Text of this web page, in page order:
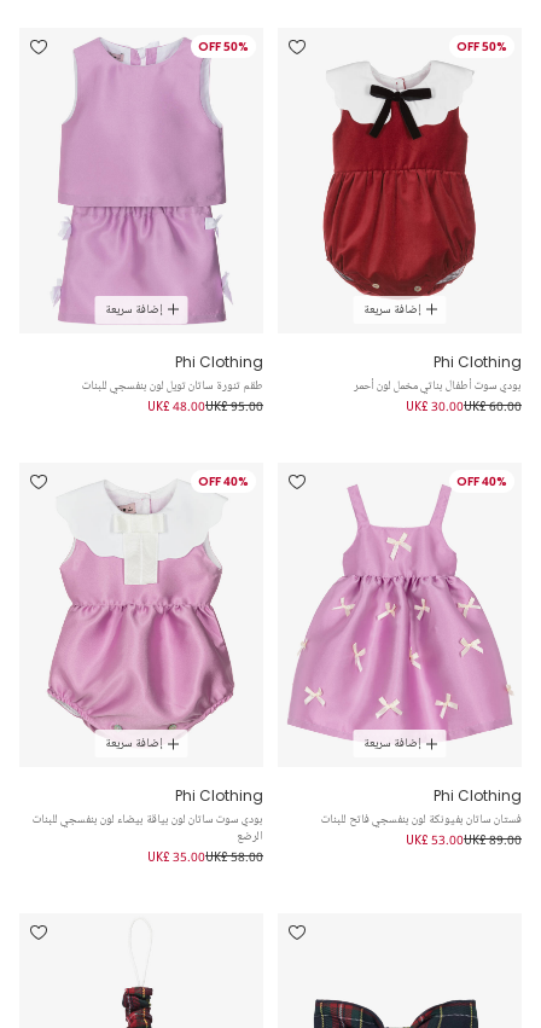
50% OFF
إضافة سريعة
Phi Clothing
بودي سوت أطفال بناتي مخمل لون أحمر
UK£ 60.00
UK£ 30.00
50% OFF
إضافة سريعة
Phi Clothing
طقم تنورة ساتان تويل لون بنفسجي للبنات
UK£ 95.00
UK£ 48.00
40% OFF
إضافة سريعة
Phi Clothing
فستان ساتان بفيونكة لون بنفسجي فاتح للبنات
UK£ 89.00
UK£ 53.00
40% OFF
إضافة سريعة
Phi Clothing
بودي سوت ساتان لون بياقة بيضاء لون بنفسجي للبنات
الرضع
UK£ 58.00
UK£ 35.00